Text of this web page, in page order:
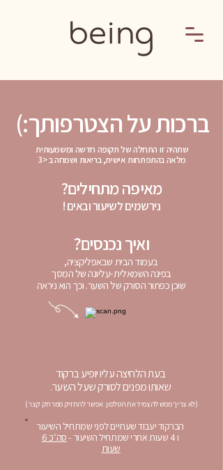
ברכות על הצטרפותך:)
שתהיה זו התחלה של תקופה חדשה ומשמעותית
מלאה בהתפתחות אישית, בריאות ושמחה ב <3
מאיפה מתחילים?
נירשמים לשיעור ובאים !
ואיך נכנסים?
בעמוד הבית שבאפליקציה,
בפינה השמאלית-עליונה של המסך
שוכן כפתור הסורק של השער. וכך הוא ניראה
בעת הלחיצה עליו יופיע ברקוד
שאותו מפנים לסורק שעל השער.
(לא צריך ממש להצמיד את הטלפון. אפשר להחזיק ממרחק קצר)
הברקוד יעבוד שעתיים לפני שמתחיל השיעור
ו 4 שעות אחרי שמתחיל השיעור -
סה״כ 6
שעות